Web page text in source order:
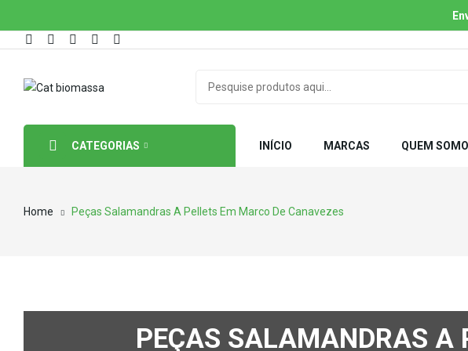
CATEGORIAS INÍCIO MARCAS QUEM
Home Peças Salamandras A Pellets Em Marco De Canavezes
PEÇAS SALAMANDRAS A